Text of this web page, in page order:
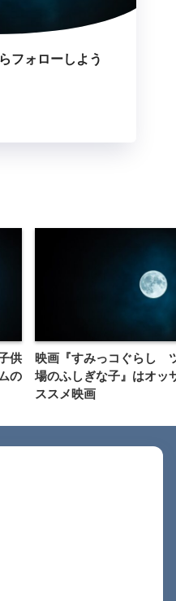
フォローしよう
供
の
映画『すみっコぐらし
場のふしぎな子』はオッ
ススメ映画